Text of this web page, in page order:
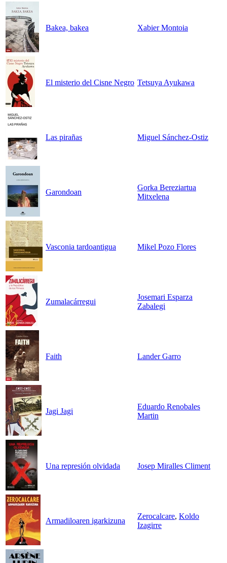
Bakea, bakea Xabier Montoia
El misterio del Cisne Negro Tetsuya Ayukawa
Las pirañas Miguel Sánchez-Ostiz
Garondoan
Gorka Bereziartua
Mitxelena
Vasconia tardoantigua Mikel Pozo Flores
Zumalacárregui
Josemari Esparza
Zabalegi
Faith Lander Garro
Jagi Jagi
Eduardo Renobales
Martin
Una represión olvidada Josep Miralles Climent
Armadiloaren igarkizuna
Zerocalcare, Koldo
Izagirre